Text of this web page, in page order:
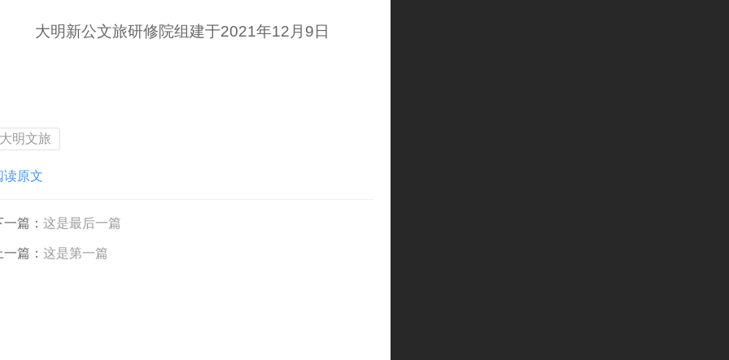
大明新公文旅研修院组建于2021年12月9日
大明文旅
读原文
一篇： 这是最后一篇
一篇： 这是第一篇